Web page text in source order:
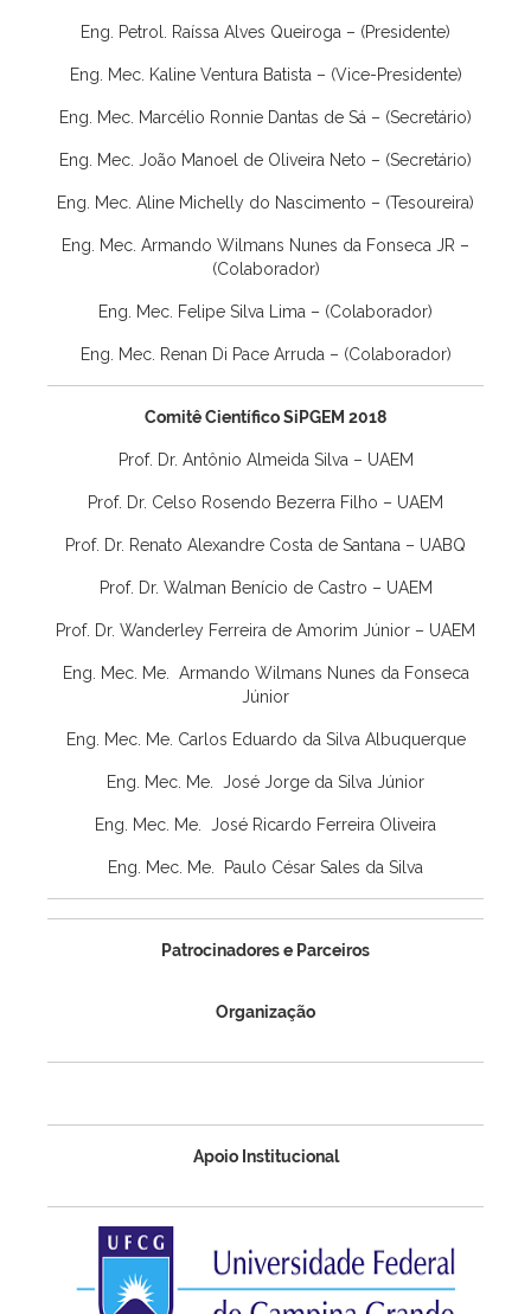
Eng. Petrol. Raíssa Alves Queiroga – (Presidente)
Eng. Mec. Kaline Ventura Batista – (Vice-Presidente)
Eng. Mec. Marcélio Ronnie Dantas de Sá – (Secretário)
Eng. Mec. João Manoel de Oliveira Neto – (Secretário)
Eng. Mec. Aline Michelly do Nascimento – (Tesoureira)
Eng. Mec. Armando Wilmans Nunes da Fonseca JR –
(Colaborador)
Eng. Mec. Felipe Silva Lima – (Colaborador)
Eng. Mec. Renan Di Pace Arruda – (Colaborador)
Comitê Científico SiPGEM 2018
Prof. Dr. Antônio Almeida Silva – UAEM
Prof. Dr. Celso Rosendo Bezerra Filho – UAEM
Prof. Dr. Renato Alexandre Costa de Santana – UABQ
Prof. Dr. Walman Benício de Castro – UAEM
Prof. Dr. Wanderley Ferreira de Amorim Júnior – UAEM
Eng. Mec. Me. Armando Wilmans Nunes da Fonseca
Júnior
Eng. Mec. Me. Carlos Eduardo da Silva Albuquerque
Eng. Mec. Me. José Jorge da Silva Júnior
Eng. Mec. Me. José Ricardo Ferreira Oliveira
Eng. Mec. Me. Paulo César Sales da Silva
Patrocinadores e Parceiros
Organização
Apoio Institucional